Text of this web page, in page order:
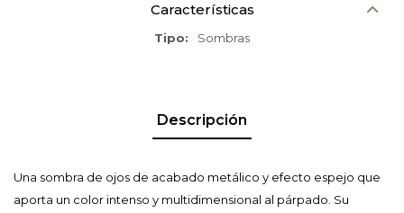
Características
Tipo Sombras
Descripción
Una sombra de ojos de acabado metálico y efecto espejo que
aporta un color intenso y multidimensional al párpado. Su